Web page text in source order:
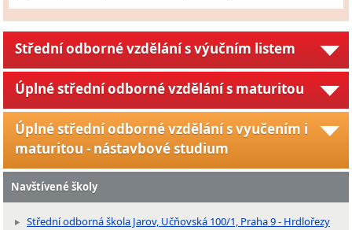
Střední odborné vzdělání s výučním listem
Úplné střední odborné vzdělání s maturitou
Úplné střední odborné vzdělání s vyučením i
maturitou - nástavbové studium
Navštívené školy
Střední odborná škola Jarov, Učňovská 100/1, Praha 9 - Hrdlořezy